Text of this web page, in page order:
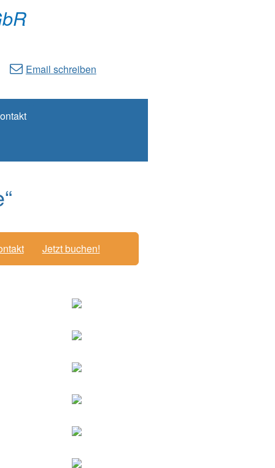
Email schreiben
Jetzt buchen!